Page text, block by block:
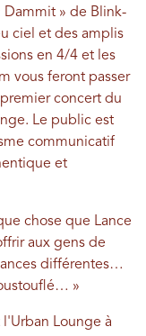
Dammit » de Blink-
ciel et des amplis
en 4/4 et les
vous feront passer
concert du
Le public est
communicatif
et
chose que Lance
aux gens de
différentes…
»
l'Urban Lounge à